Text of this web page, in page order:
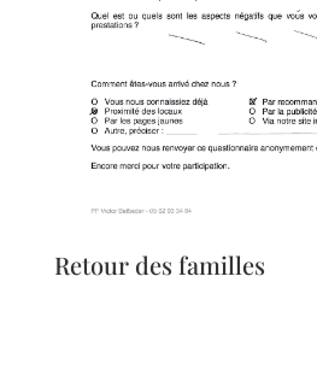
Retour des familles